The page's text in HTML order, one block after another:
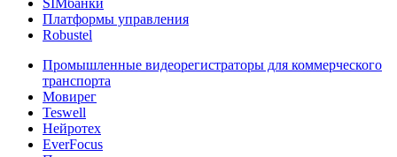
SIMбанки
Платформы управления
Robustel
Промышленные видеорегистраторы для коммерческого
транспорта
Мовирег
Teswell
Нейротех
EverFocus